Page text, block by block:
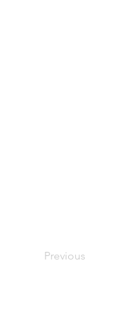
Previous